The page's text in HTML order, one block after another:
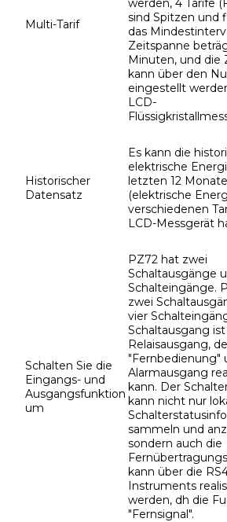
Multi-Tarif
sind Spitzen und
das
Zeitspanne
Minuten, und die
kann über den
eingestellt
LCD-
Historischer
Datensatz
Es kann die
elektrische
letzten 12
(elektrische
verschiedenen
LCD-Messgerät
Schalten Sie die
Eingangs- und
Ausgangsfunktion
um
PZ72 hat zwei
Schaltausgänge
Schalteingänge.
zwei
vier
Schaltausgang
Relaisausgang,
"Fernbedienung"
Alarmausgang
kann. Der
kann nicht nur
sammeln und
sondern auch die
kann über die
Instruments
werden, dh die
"Fernsignal".